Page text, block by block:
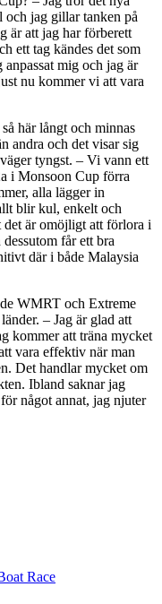
jag gillar tanken på
är att jag har förberett
ett tag kändes det som
mig och jag är
nu kommer vi att vara
här långt och minnas
andra och det visar sig
tyngst. – Vi vann ett
i Monsoon Cup förra
alla lägger in
blir kul, enkelt och
det är omöjligt att förlora i
får ett bra
där i både Malaysia
WMRT och Extreme
– Jag är glad att
kommer att träna mycket
vara effektiv när man
Det handlar mycket om
Ibland saknar jag
något annat, jag njuter